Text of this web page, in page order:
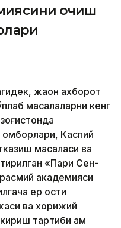
очиш
жаҳон ахборот
масалаларни кенг
омборлари, Каспий
масаласи ва
«Пари Сен-
академияси
ер ости
ва хорижий
тартиби ҳам